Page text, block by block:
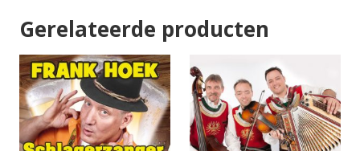
Gerelateerde producten